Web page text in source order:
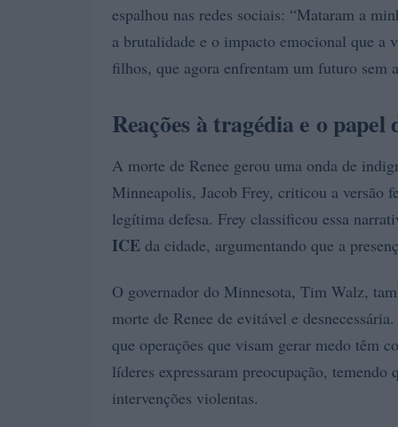
espalhou nas redes sociais: “Mataram a
a brutalidade e o impacto emocional que a
filhos, que agora enfrentam um futuro sem
Reações à tragédia e o papel
A morte de Renee gerou uma onda de
Minneapolis, Jacob Frey, criticou a versão
legítima defesa. Frey classificou essa
ICE da cidade, argumentando que a
O governador do Minnesota, Tim Walz,
morte de Renee de evitável e
que operações que visam gerar medo têm
líderes expressaram preocupação,
intervenções violentas.